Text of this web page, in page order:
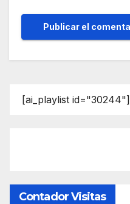
[ai_playlist id="30244"]
Contador Visitas